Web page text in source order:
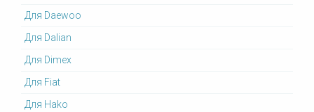
Для Daewoo
Для Dalian
Для Dimex
Для Fiat
Для Hako